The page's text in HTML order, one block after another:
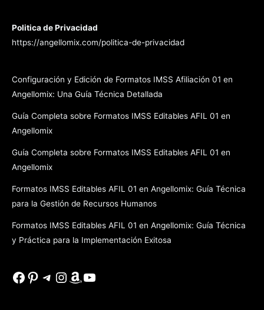
Politica de Privacidad
https://angellomix.com/politica-de-privacidad
Configuración y Edición de Formatos IMSS Afiliación 01 en
Angellomix: Una Guía Técnica Detallada
Guía Completa sobre Formatos IMSS Editables AFIL 01 en
Angellomix
Guía Completa sobre Formatos IMSS Editables AFIL 01 en
Angellomix
Formatos IMSS Editables AFIL 01 en Angellomix: Guía Técnica
para la Gestión de Recursos Humanos
Formatos IMSS Editables AFIL 01 en Angellomix: Guía Técnica
y Práctica para la Implementación Exitosa
Facebook
Pinterest
Telegram
Instagram
Amazon
YouTube